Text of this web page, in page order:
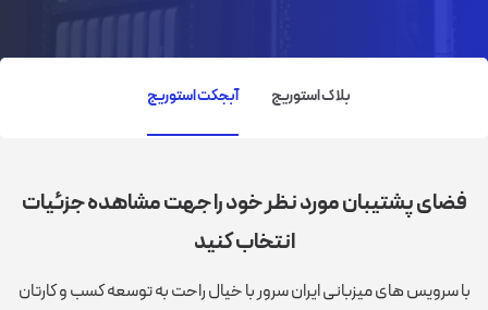
بلاک استوریج آبجکت استوریج
فضای پشتیبان مورد نظر خود را جهت مشاهده جزئیات
انتخاب کنید
با سرویس های میزبانی ایران سرور با خیال راحت به توسعه کسب و کارتان